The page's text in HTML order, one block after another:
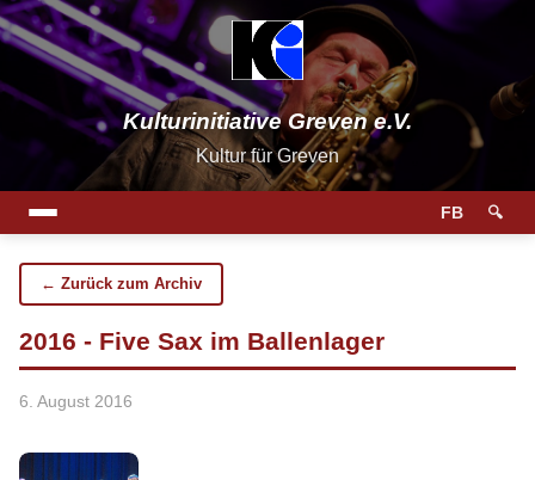
Kulturinitiative Greven e.V.
Kultur für Greven
FB 🔍
← Zurück zum Archiv
2016 - Five Sax im Ballenlager
6. August 2016